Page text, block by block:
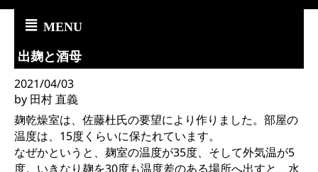
MENU
出麹と酒母
2021/04/03
by 田村 直義
麹乾燥室は、佐藤杜氏の要望により作りました。部屋の
温度は、15度くらいに保たれています。
なぜかというと、麹室の温度が35度、そして外気温が5
度。いきなり麹を30度も温度差のある場所へ出すと、水